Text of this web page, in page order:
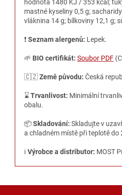
hodnota 1480 KJ / 353 kcal;
mastné kyseliny 0,5 g;
vláknina 14 g; bílkoviny 12,1 g;
❗️ Seznam alergenů: Lepek.
🌱 BIO certifikát: Soubor PDF
🇨🇿Země původu: Česká
⌛️ Trvanlivost: Minimální
obalu.
📦Skladování: Skladujte v
a chladném místě při teplotě do
ℹ️ Výrobce a distributor: MOST